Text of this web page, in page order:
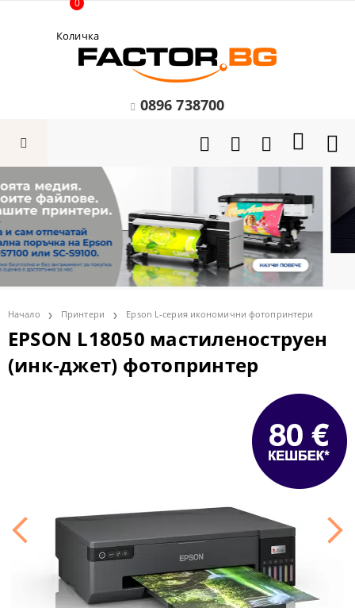
Количка
0
0896 738700
Начало Принтери Epson L-серия икономични фотопринтери
EPSON L18050 мастиленоструен
(инк-джет) фотопринтер